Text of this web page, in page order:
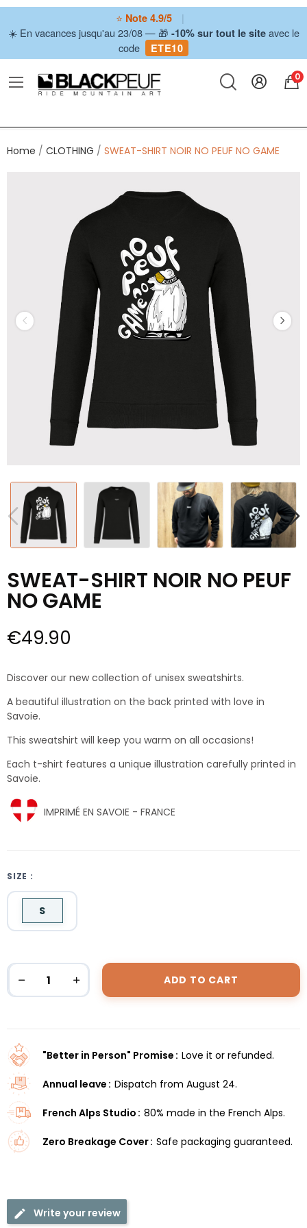
⭐ Note 4.9/5
|
☀️ En vacances jusqu'au 23/08 — 🎁 -10% sur tout le siteavec le
code
ETE10
0
Home CLOTHING SWEAT-SHIRT NOIR NO PEUF NO GAME
SWEAT-SHIRT NOIR NO PEUF
NO GAME
€49.90
Discover our new collection of unisex sweatshirts.
A beautiful illustration on the back printed with love in
Savoie.
This sweatshirt will keep you warm on all occasions!
Each t-shirt features a unique illustration carefully printed in
Savoie.
IMPRIMÉ EN SAVOIE - FRANCE
SIZE :
S
ADD TO CART
"Better in Person" Promise Love it or refunded.
Annual leave Dispatch from August 24.
French Alps Studio 80% made in the French Alps.
Zero Breakage Cover Safe packaging guaranteed.
Write your review